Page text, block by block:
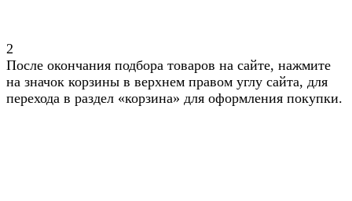
2
После окончания подбора товаров на сайте, нажмите
на значок корзины в верхнем правом углу сайта, для
перехода в раздел «корзина» для оформления покупки.